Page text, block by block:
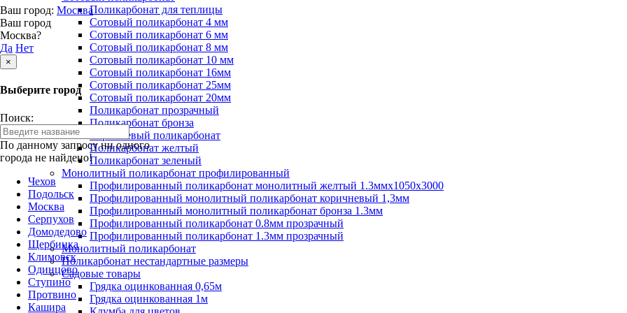
Ваш город: Москва
Ваш город
Москва?
Да Нет
×
Выберите город
Поиск:
По данному запросу ни одного
города не найдено!
Чехов
Подольск
Москва
Серпухов
Домодедово
Щербинка
Климовск
Одинцово
Ступино
Протвино
Кашира
Поликарбонат для теплицы
Сотовый поликарбонат 4 мм
Сотовый поликарбонат 6 мм
Сотовый поликарбонат 8 мм
Сотовый поликарбонат 10 мм
Сотовый поликарбонат 16мм
Сотовый поликарбонат 25мм
Сотовый поликарбонат 20мм
Поликарбонат прозрачный
Поликарбонат бронза
Коричневый поликарбонат
Поликарбонат желтый
Поликарбонат зеленый
Монолитный поликарбонат профилированный
Профилированный поликарбонат монолитный желтый 1.3ммх1050х3000
Профилированный монолитный поликарбонат коричневый 1,3мм
Профилированный монолитный поликарбонат бронза 1.3мм
Профилированный поликарбонат 0.8мм прозрачный
Профилированный поликарбонат 1.3мм прозрачный
Монолитный поликарбонат
Поликарбонат нестандартные размеры
Садовые товары
Грядка оцинкованная 0,65м
Грядка оцинкованная 1м